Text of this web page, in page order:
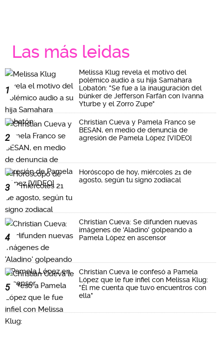
Las más leidas
1
Melissa Klug revela el motivo del
polémico audio a su hija Samahara
Lobatón: "Se fue a la inauguración del
búnker de Jefferson Farfán con Ivanna
Yturbe y el Zorro Zupe"
2
Christian Cueva y Pamela Franco se
BESAN, en medio de denuncia de
agresión de Pamela López [VIDEO]
3
Horóscopo de hoy, miércoles 21 de
agosto, según tu signo zodiacal
4
Christian Cueva: Se difunden nuevas
imágenes de 'Aladino' golpeando a
Pamela López en ascensor
5
Christian Cueva le confesó a Pamela
López que le fue infiel con Melissa Klug:
"Él me cuenta que tuvo encuentros con
ella"